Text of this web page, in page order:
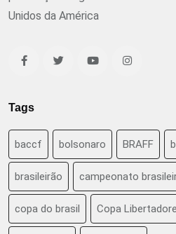
Unidos da América
Tags
baccf bolsonaro BRAFF
brasileirão campeonato
copa do brasil Copa